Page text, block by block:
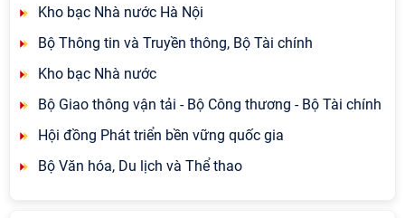
Kho bạc Nhà nước Hà Nội
Bộ Thông tin và Truyền thông, Bộ Tài chính
Kho bạc Nhà nước
Bộ Giao thông vận tải - Bộ Công thương - Bộ Tài chính
Hội đồng Phát triển bền vững quốc gia
Bộ Văn hóa, Du lịch và Thể thao